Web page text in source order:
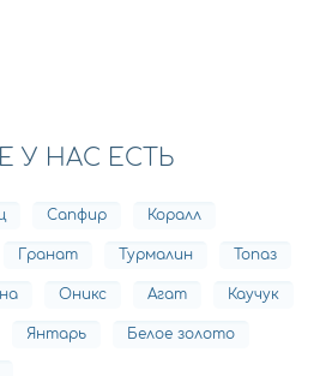
У НАС ЕСТЬ
Сапфир Коралл
Гранат Турмалин Топаз
Оникс Агат Каучук
Янтарь Белое золото